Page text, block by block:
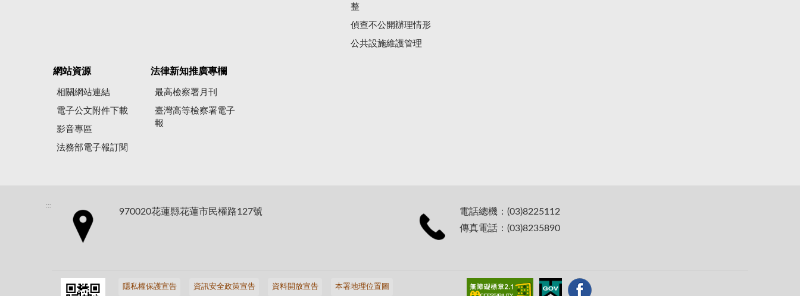
整
偵查不公開辦理情形
公共設施維護管理
網站資源
相關網站連結
電子公文附件下載
影音專區
法務部電子報訂閱
法律新知推廣專欄
最高檢察署月刊
臺灣高等檢察署電子
報
:::
970020花蓮縣花蓮市民權路127號
電話總機：(03)8225112
傳真電話：(03)8235890
隱私權保護宣告 資訊安全政策宣告 資料開放宣告 本署地理位置圖